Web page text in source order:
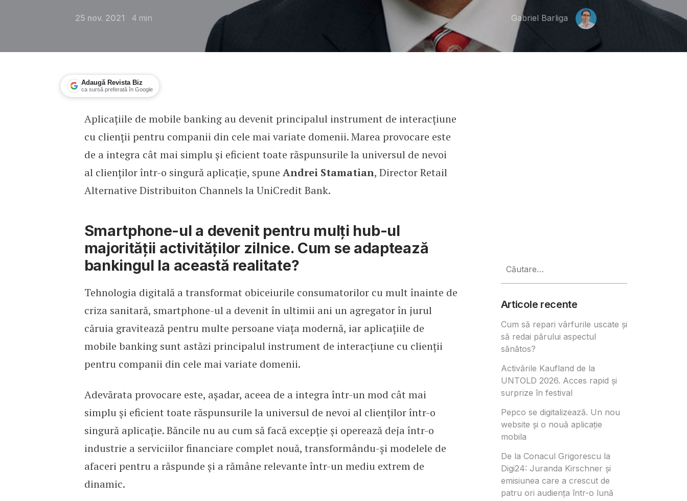
25 nov. 2021 4 min Gabriel Barliga
Adaugă Revista Biz
ca sursă preferată în Google
Andrei Stamatian, UniCredit Bank: Mobile banking pentru era digitală
Aplicațiile de mobile banking au devenit principalul instrument de interacțiune
cu clienții pentru companii din cele mai variate domenii. Marea provocare este
de a integra cât mai simplu și eficient toate răspunsurile la universul de nevoi
al clienților într-o singură aplicație, spune Andrei Stamatian, Director Retail
Alternative Distribuiton Channels la UniCredit Bank.
Smartphone-ul a devenit ­pentru mulți hub-ul
majorității activi­tăților zilnice. Cum se adaptează
bankingul la această realitate?
Tehnologia digitală a transformat obiceiurile consumatorilor cu mult înainte de
criza sanitară, smartphone-ul a devenit în ultimii ani un agregator în jurul
căruia gravitează pentru multe persoane viața modernă, iar aplicațiile de
mobile banking sunt astăzi principalul instrument de interacțiune cu clienții
pentru companii din cele mai variate domenii.
Adevărata provocare este, așadar, aceea de a integra ­într-un mod cât mai
simplu și eficient toate răspunsurile la universul de nevoi al clienților într-o
singură aplicație. Băncile nu au cum să facă excepție și operează deja într-o
industrie a serviciilor financiare complet nouă, transformându-și modelele de
afa­ceri pentru a răspunde și a rămâne relevante într-un mediu extrem de
dinamic.
după:
Articole recente
Cum să repari vârfurile uscate și
să redai părului aspectul
sănătos?
Activările Kaufland de la
UNTOLD 2026. Acces rapid și
surprize în festival
Pepco se digitalizează. Un nou
website și o nouă aplicație
mobila
De la Conacul Grigorescu la
Digi24: Juranda Kirschner și
emisiunea care a crescut de
patru ori audiența într-o lună